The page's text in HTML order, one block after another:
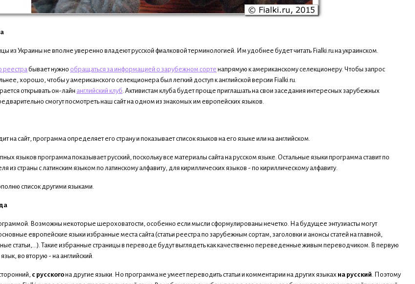
из Украины не вполне уверенно владеют русской фиалковой терминологией. Им удобнее будет читать Fialki.ru на украинском.
реестрабывает нужно обращаться за информацией о зарубежном сорте напрямую к американскому селекционеру. Чтобы запрос
хорошо, чтобы у американского селекционера был легкий доступ к английской версии Fialki.ru.
открывать он-лайн английский клуб. Активистам клуба будет проще приглашать на свои заседания интересных зарубежных
смогут посмотреть наш сайт на одном из знакомых им европейских языков.
на сайт, программа определяет его страну и показывает список языков на его языке или на английском.
языков программа показывает русский, поскольку все материалы сайта на русском языке. Остальные языки программа ставит по
из страны с латинским языком по латинскому алфавиту, для кириллических языков - по кириллическому алфавиту.
список другими языками.
Возможны некоторые шероховатости, особенно если мысли сформулированы нечетко. На будущее энтузиасты могут
европейские языки избранные места сайта (статьи реестра по зарубежным сортам, заголовки и анонсы статей на главной,
статьи,...). Такие избранные страницы в переводе будут выглядеть как качественно переведенные живым переводчиком. В первую
во вторую - на английский.
с русскогона другие языки. Но программа не умеет переводить статьи и комментарии на других языках на русский. Поэтому